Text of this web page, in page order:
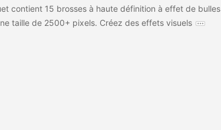
contient 15 brosses à haute définition à effet de bulles
taille de 2500+ pixels. Créez des effets visuels